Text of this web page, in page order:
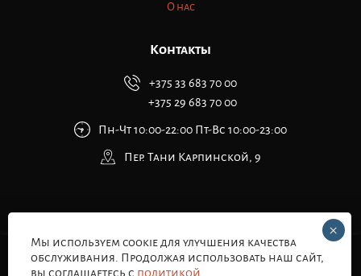
О нас
Контакты
+375 33 683 70 00
+375 29 683 70 00
Пн-Чт 10:00-22:00 Пт-Вс 10:00-23:00
Пер. Тани Карпинской, 9
ALL RIGHTS RESERVED. © 2026
Мы используем cookie для улучшения качества
обслуживания. Продолжая использовать наш сайт,
вы соглашаетесь с политикой